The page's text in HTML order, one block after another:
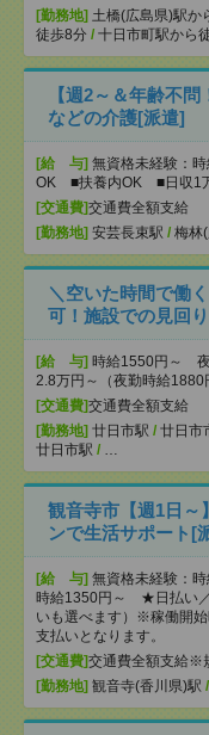
[勤務地] 土橋(広島県)駅か
徒歩8分 / 十日市町駅から
【週2～＆年齢不
などの介護[派遣]
[給 与] 無資格未経験：
OK ■扶養内OK ■日収1
[交通費]交通費全額支給
[勤務地] 安芸長束駅 / 梅林
＼空いた時間で働
可！施設での見回
[給 与] 時給1550円～
2.8万円～（夜勤時給1880
[交通費]交通費全額支給
[勤務地] 廿日市駅 / 廿日市
廿日市駅 / …
観音寺市【週1日～
ンで生活サポート[
[給 与] 無資格未経験：
時給1350円～ ★日払い
いも選べます）※稼働開
支払いとなります。
[交通費]交通費全額支給※
[勤務地] 観音寺(香川県)駅 /